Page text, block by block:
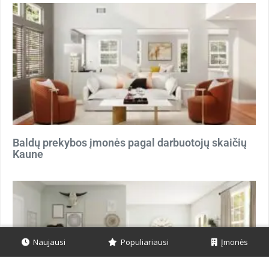
Baldų prekybos įmonės pagal darbuotojų skaičių
Kaune
Naujausi Populiariausi Įmonės